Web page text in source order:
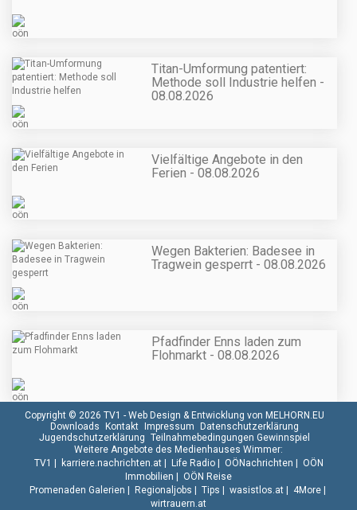
Titan-Umformung patentiert:
Methode soll Industrie helfen -
08.08.2026
Vielfältige Angebote in den
Ferien - 08.08.2026
Wegen Bakterien: Badesee in
Tragwein gesperrt - 08.08.2026
Pfadfinder Enns laden zum
Flohmarkt - 08.08.2026
Copyright © 2026 TV1 - Web Design & Entwicklung von MELHORN.EU
Downloads Kontakt Impressum Datenschutzerklärung
Jugendschutzerklärung Teilnahmebedingungen Gewinnspiel
Weitere Angebote des Medienhauses Wimmer:
TV1 | karriere.nachrichten.at| Life Radio| OÖNachrichten | OÖN
Immobilien | OÖN Reise
Promenaden Galerien | Regionaljobs | Tips | wasistlos.at| 4More|
wirtrauern.at